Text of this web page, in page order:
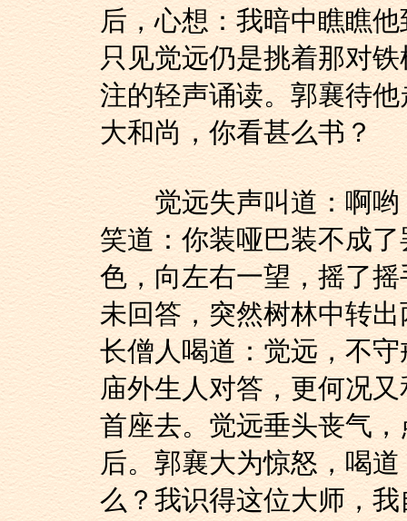
后，心想：我暗中瞧瞧
只见觉远仍是挑着那对
注的轻声诵读。郭襄待
大和尚，你看甚么书？
觉远失声叫道：啊哟
笑道：你装哑巴装不成
色，向左右一望，摇了
未回答，突然树林中转
长僧人喝道：觉远，不
庙外生人对答，更何况
首座去。觉远垂头丧气
后。郭襄大为惊怒，喝
么？我识得这位大师，